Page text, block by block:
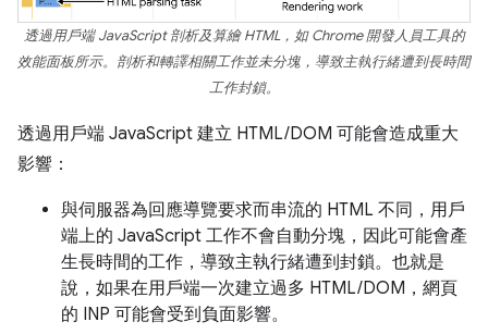
透過用戶端 JavaScript 剖析及算繪 HTML，如 Chrome 開發人員工具的
效能面板所示。剖析和轉譯相關工作並未分塊，導致主執行緒遭到長時間
工作封鎖。
透過用戶端 JavaScript 建立 HTML/DOM 可能會造成重大
影響：
與伺服器為回應導覽要求而串流的 HTML 不同，用戶
端上的 JavaScript 工作不會自動分塊，因此可能會產
生長時間的工作，導致主執行緒遭到封鎖。也就是
說，如果在用戶端一次建立過多 HTML/DOM，網頁
的 INP 可能會受到負面影響。